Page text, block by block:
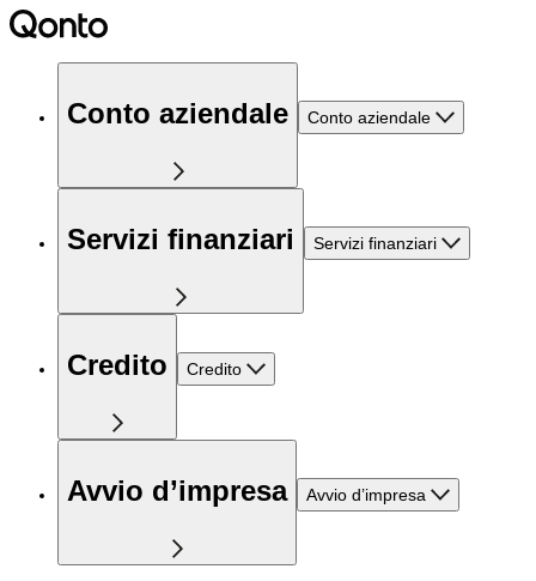
Conto aziendale Conto aziendale
Servizi finanziari Servizi finanziari
Credito Credito
Avvio d’impresa Avvio d’impresa